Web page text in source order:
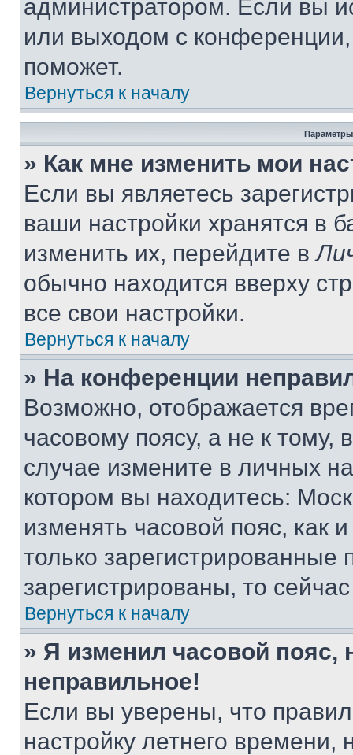
администратором. Если вы
или выходом с
поможет.
Вернуться к началу
Параметры
» Как мне изменить мои
Если вы являетесь
ваши настройки хранятся в
изменить их, перейдите в
обычно находится вверху
все свои настройки.
Вернуться к началу
» На конференции
Возможно, отображается
часовому поясу, а не к тому,
случае измените в личных
котором вы находитесь:
изменять часовой пояс, как
только
зарегистрированы, то
Вернуться к началу
» Я изменил часовой пояс,
неправильное!
Если вы уверены, что
настройку летнего